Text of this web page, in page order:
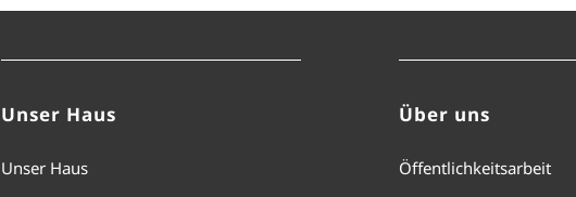
Unser Haus
Unser Haus
Über uns
Öffentlichkeitsarbeit